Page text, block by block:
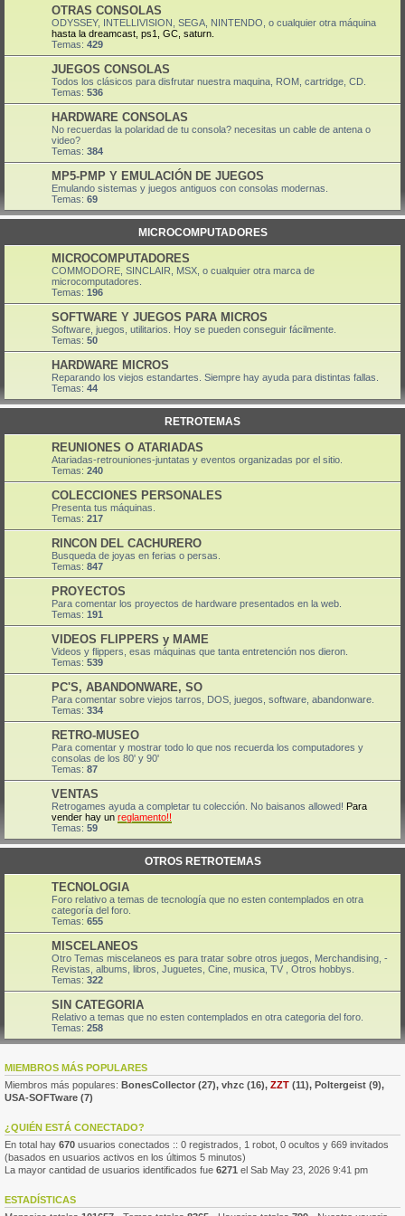
OTRAS CONSOLAS
ODYSSEY, INTELLIVISION, SEGA, NINTENDO, o cualquier otra máquina
hasta la dreamcast, ps1, GC, saturn.
Temas: 429
JUEGOS CONSOLAS
Todos los clásicos para disfrutar nuestra maquina, ROM, cartridge, CD.
Temas: 536
HARDWARE CONSOLAS
No recuerdas la polaridad de tu consola? necesitas un cable de antena o
video?
Temas: 384
MP5-PMP Y EMULACIÓN DE JUEGOS
Emulando sistemas y juegos antiguos con consolas modernas.
Temas: 69
MICROCOMPUTADORES
MICROCOMPUTADORES
COMMODORE, SINCLAIR, MSX, o cualquier otra marca de
microcomputadores.
Temas: 196
SOFTWARE Y JUEGOS PARA MICROS
Software, juegos, utilitarios. Hoy se pueden conseguir fácilmente.
Temas: 50
HARDWARE MICROS
Reparando los viejos estandartes. Siempre hay ayuda para distintas fallas.
Temas: 44
RETROTEMAS
REUNIONES O ATARIADAS
Atariadas-retrouniones-juntatas y eventos organizadas por el sitio.
Temas: 240
COLECCIONES PERSONALES
Presenta tus máquinas.
Temas: 217
RINCON DEL CACHURERO
Busqueda de joyas en ferias o persas.
Temas: 847
PROYECTOS
Para comentar los proyectos de hardware presentados en la web.
Temas: 191
VIDEOS FLIPPERS y MAME
Videos y flippers, esas máquinas que tanta entretención nos dieron.
Temas: 539
PC'S, ABANDONWARE, SO
Para comentar sobre viejos tarros, DOS, juegos, software, abandonware.
Temas: 334
RETRO-MUSEO
Para comentar y mostrar todo lo que nos recuerda los computadores y
consolas de los 80' y 90'
Temas: 87
VENTAS
Retrogames ayuda a completar tu colección. No baisanos allowed! Para
vender hay un reglamento!!
Temas: 59
OTROS RETROTEMAS
TECNOLOGIA
Foro relativo a temas de tecnología que no esten contemplados en otra
categoría del foro.
Temas: 655
MISCELANEOS
Otro Temas miscelaneos es para tratar sobre otros juegos, Merchandising, -
Revistas, albums, libros, Juguetes, Cine, musica, TV , Otros hobbys.
Temas: 322
SIN CATEGORIA
Relativo a temas que no esten contemplados en otra categoria del foro.
Temas: 258
MIEMBROS MÁS POPULARES
Miembros más populares: BonesCollector (27), vhzc (16), ZZT (11), Poltergeist (9),
USA-SOFTware (7)
¿QUIÉN ESTÁ CONECTADO?
En total hay 670 usuarios conectados :: 0 registrados, 1 robot, 0 ocultos y 669 invitados
(basados en usuarios activos en los últimos 5 minutos)
La mayor cantidad de usuarios identificados fue 6271 el Sab May 23, 2026 9:41 pm
ESTADÍSTICAS